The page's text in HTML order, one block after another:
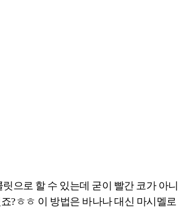
으로 할 수 있는데 굳이 빨간 코가 아니
?ㅎㅎ 이 방법은 바나나 대신 마시멜로